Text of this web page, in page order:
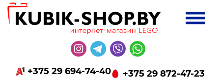
+375 29 694-74-40 +375 29 872-47-23